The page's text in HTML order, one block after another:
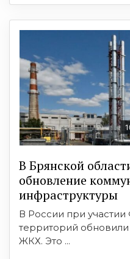
В Брянской
обновление
инфраструктуры
В России при
территорий обновили
ЖКХ. Это ...